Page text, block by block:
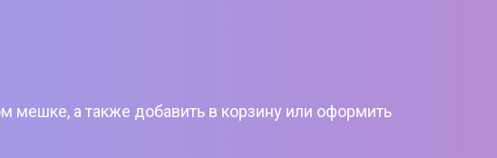
мешке, а также добавить в корзину или оформить